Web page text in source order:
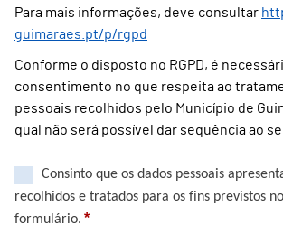
Para mais informações, deve consultar
guimaraes.pt/p/rgpd
Conforme o disposto no RGPD, é
consentimento no que respeita ao
pessoais recolhidos pelo Município de
qual não será possível dar sequência ao
Consinto que os dados pessoais
recolhidos e tratados para os fins previstos
formulário. *